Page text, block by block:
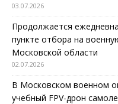
03.07.2026
Продолжается
пункте отбора на
Московской области
02.07.2026
В Московском военном
учебный FPV-дрон